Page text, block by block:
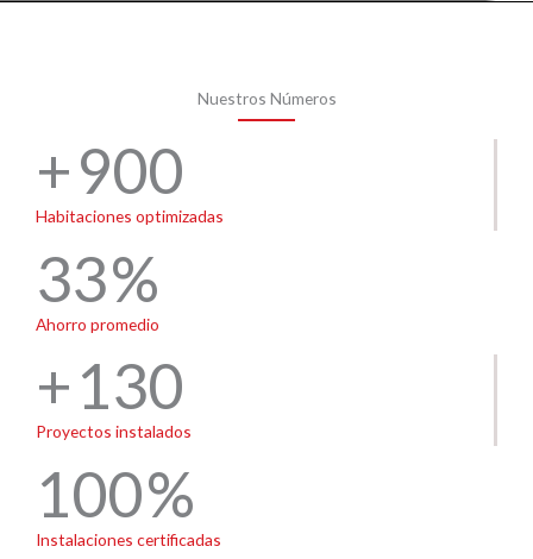
Nuestros Números
900
Habitaciones optimizadas
33
Ahorro promedio
130
Proyectos instalados
100
Instalaciones certificadas